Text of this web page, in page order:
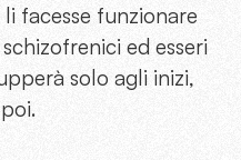
facesse funzionare
ed esseri
solo agli inizi,